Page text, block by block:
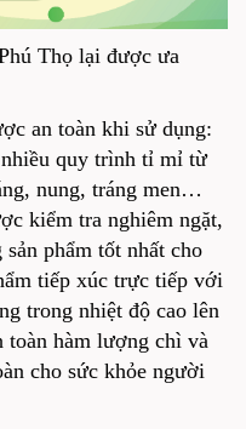
Thọ lại được ưa
an toàn khi sử dụng:
quy trình tỉ mỉ từ
nung, tráng men…
kiểm tra nghiêm ngặt,
phẩm tốt nhất cho
tiếp xúc trực tiếp với
trong nhiệt độ cao lên
hàm lượng chì và
cho sức khỏe người